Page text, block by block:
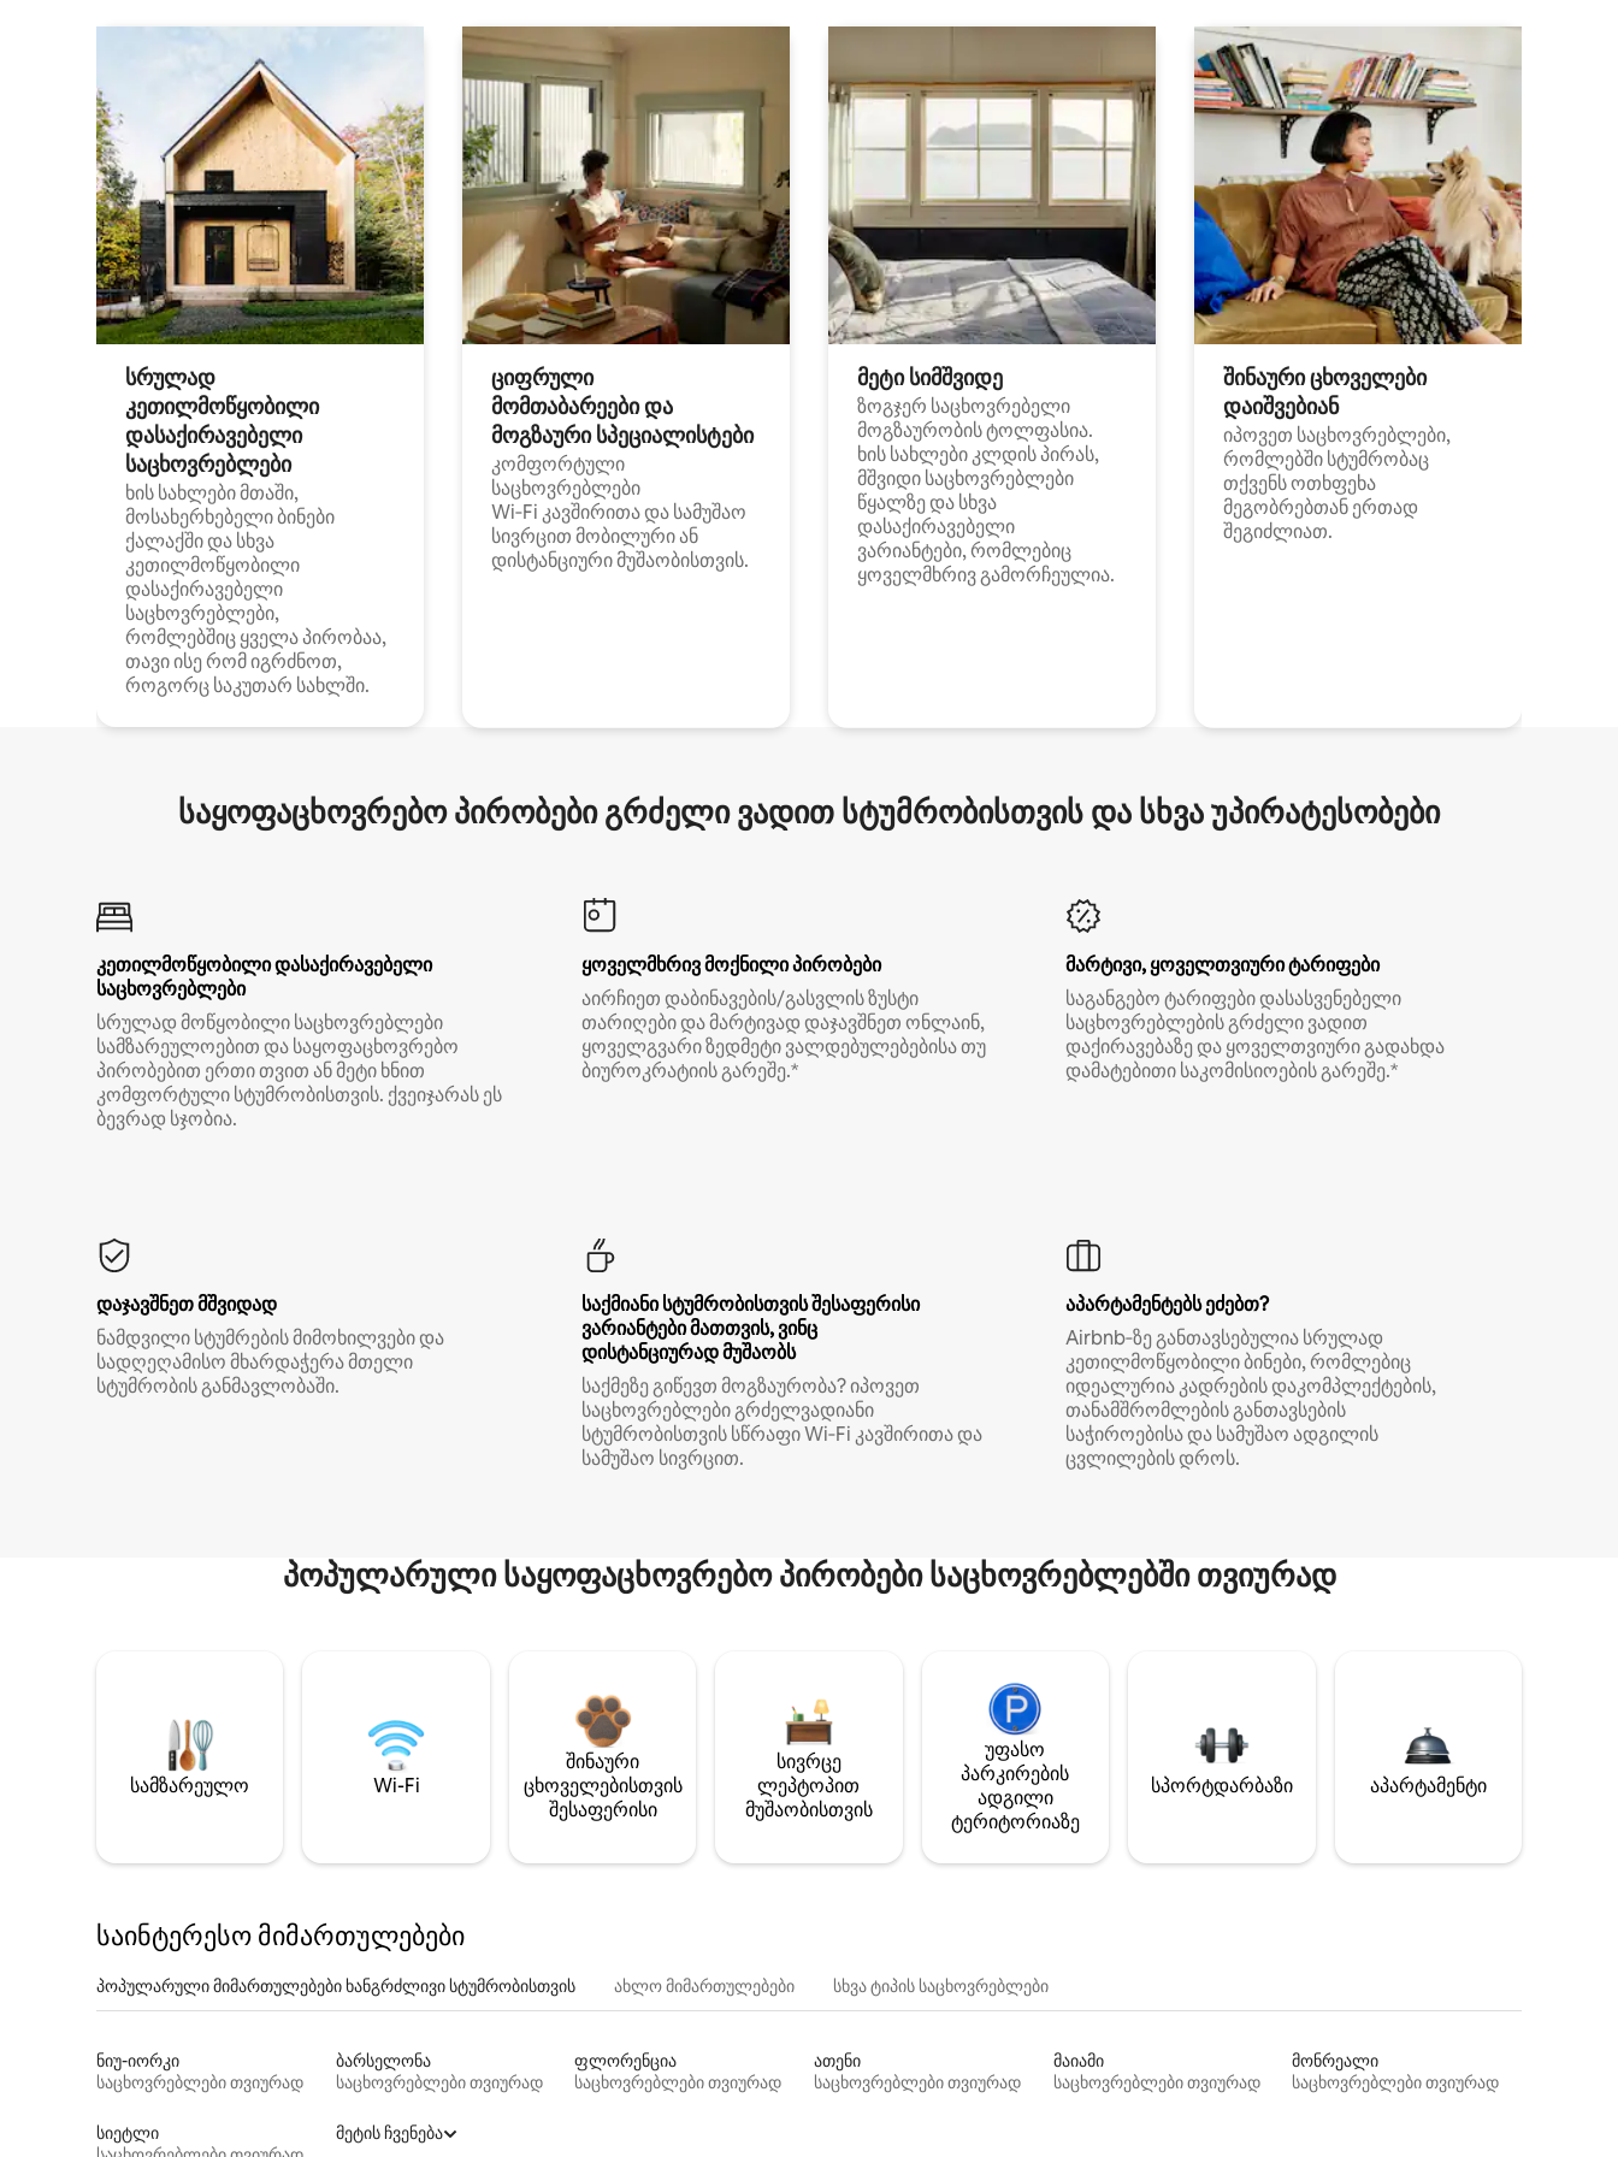
სრულად
კეთილმოწყობილი
დასაქირავებელი
საცხოვრებლები
ხის სახლები მთაში,
მოსახერხებელი ბინები
ქალაქში და სხვა
კეთილმოწყობილი
დასაქირავებელი
საცხოვრებლები,
რომლებშიც ყველა პირობაა,
თავი ისე რომ იგრძნოთ,
როგორც საკუთარ სახლში.
ციფრული
მომთაბარეები და
მოგზაური სპეციალისტები
კომფორტული
საცხოვრებლები
Wi‑Fi კავშირითა და სამუშაო
სივრცით მობილური ან
დისტანციური მუშაობისთვის.
მეტი სიმშვიდე
ზოგჯერ საცხოვრებელი
მოგზაურობის ტოლფასია.
ხის სახლები კლდის პირას,
მშვიდი საცხოვრებლები
წყალზე და სხვა
დასაქირავებელი
ვარიანტები, რომლებიც
ყოველმხრივ გამორჩეულია.
შინაური ცხოველები
დაიშვებიან
იპოვეთ საცხოვრებლები,
რომლებში სტუმრობაც
თქვენს ოთხფეხა
მეგობრებთან ერთად
შეგიძლიათ.
საყოფაცხოვრებო პირობები გრძელი ვადით სტუმრობისთვის და სხვა უპირატესობები
კეთილმოწყობილი დასაქირავებელი
საცხოვრებლები
სრულად მოწყობილი საცხოვრებლები
სამზარეულოებით და საყოფაცხოვრებო
პირობებით ერთი თვით ან მეტი ხნით
კომფორტული სტუმრობისთვის. ქვეიჯარას ეს
ბევრად სჯობია.
ყოველმხრივ მოქნილი პირობები
აირჩიეთ დაბინავების/გასვლის ზუსტი
თარიღები და მარტივად დაჯავშნეთ ონლაინ,
ყოველგვარი ზედმეტი ვალდებულებებისა თუ
ბიუროკრატიის გარეშე.*
მარტივი, ყოველთვიური ტარიფები
საგანგებო ტარიფები დასასვენებელი
საცხოვრებლების გრძელი ვადით
დაქირავებაზე და ყოველთვიური გადახდა
დამატებითი საკომისიოების გარეშე.*
დაჯავშნეთ მშვიდად
ნამდვილი სტუმრების მიმოხილვები და
სადღეღამისო მხარდაჭერა მთელი
სტუმრობის განმავლობაში.
საქმიანი სტუმრობისთვის შესაფერისი
ვარიანტები მათთვის, ვინც
დისტანციურად მუშაობს
საქმეზე გიწევთ მოგზაურობა? იპოვეთ
საცხოვრებლები გრძელვადიანი
სტუმრობისთვის სწრაფი Wi‑Fi კავშირითა და
სამუშაო სივრცით.
აპარტამენტებს ეძებთ?
Airbnb‑ზე განთავსებულია სრულად
კეთილმოწყობილი ბინები, რომლებიც
იდეალურია კადრების დაკომპლექტების,
თანამშრომლების განთავსების
საჭიროებისა და სამუშაო ადგილის
ცვლილების დროს.
პოპულარული საყოფაცხოვრებო პირობები საცხოვრებლებში თვიურად
სამზარეულო Wi-Fi
შინაური
ცხოველებისთვის
შესაფერისი
სივრცე
ლეპტოპით
მუშაობისთვის
უფასო
პარკირების
ადგილი
ტერიტორიაზე
სპორტდარბაზი აპარტამენტი
საინტერესო მიმართულებები
პოპულარული მიმართულებები ხანგრძლივი სტუმრობისთვის ახლო მიმართულებები სხვა ტიპის საცხოვრებლები
ნიუ-იორკი
საცხოვრებლები თვიურად
ბარსელონა
საცხოვრებლები თვიურად
ფლორენცია
საცხოვრებლები თვიურად
ათენი
საცხოვრებლები თვიურად
მაიამი
საცხოვრებლები თვიურად
მონრეალი
საცხოვრებლები თვიურად
სიეტლი
მეტის ჩვენება